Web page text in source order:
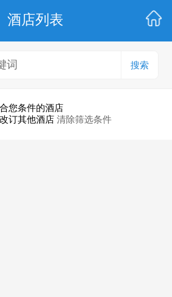
酒店列表
搜索
您条件的酒店
订其他酒店 清除筛选条件